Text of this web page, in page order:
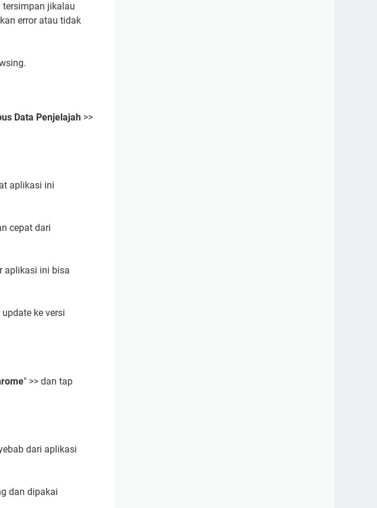
tersimpan jikalau
error atau tidak
Data Penjelajah >>
aplikasi ini
cepat dari
aplikasi ini bisa
ke versi
" >> dan tap
dari aplikasi
dan dipakai